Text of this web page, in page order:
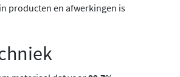
producten en afwerkingen is